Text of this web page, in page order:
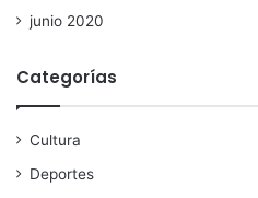
junio 2020
Categorías
Cultura
Deportes